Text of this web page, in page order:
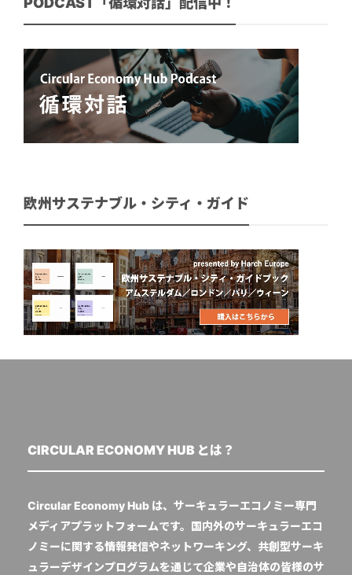
欧州サステナブル・シティ・ガイド
CIRCULAR ECONOMY HUB とは？
Circular Economy Hub は、サーキュラーエコノミー専門
メディアプラットフォームです。国内外のサーキュラーエコ
ノミーに関する情報発信やネットワーキング、共創型サーキ
ュラーデザインプログラムを通じて企業や自治体の皆様のサ